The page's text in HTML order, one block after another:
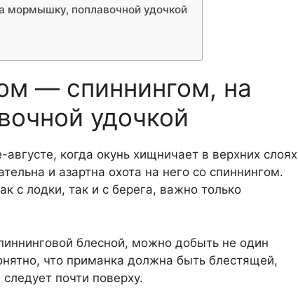
мормышку, поплавочной удочкой
— спиннингом, на
удочкой
когда окунь хищничает в верхних слоях
и азартна охота на него со спиннингом.
с лодки, так и с берега, важно только
блесной, можно добыть не один
что приманка должна быть блестящей,
почти поверху.